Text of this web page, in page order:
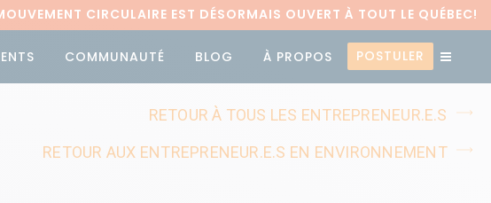
CIRCULAIRE EST DÉSORMAIS OUVERT À TOUT LE QUÉBEC!
COMMUNAUTÉ BLOG À PROPOS POSTULER
RETOUR À TOUS LES ENTREPRENEUR.E.S
RETOUR AUX ENTREPRENEUR.E.S EN ENVIRONNEMENT